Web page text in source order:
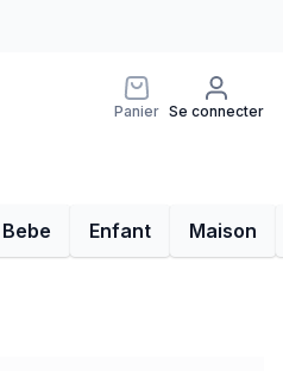
Panier Se connecter
Bebe Enfant Maison